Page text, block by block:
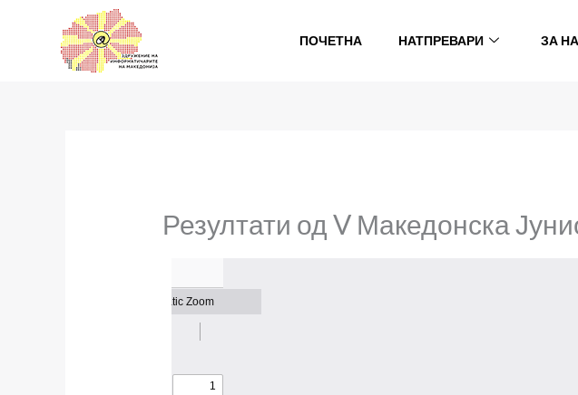
ПОЧЕТНА НАТПРЕВАРИ ЗА
Резултати од V Македонска